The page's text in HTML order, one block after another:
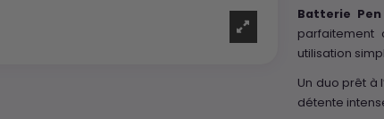
Batterie Pen
parfaitement
utilisation
Un duo prêt à
détente